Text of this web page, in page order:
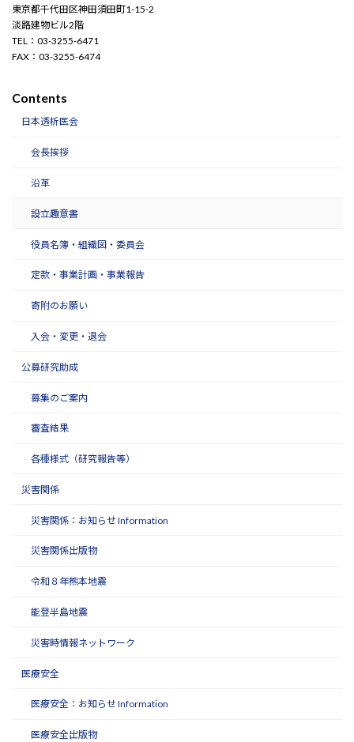
東京都千代田区神田須田町1-15-2
淡路建物ビル2階
TEL：03-3255-6471
FAX：03-3255-6474
Contents
日本透析医会
会長挨拶
沿革
設立趣意書
役員名簿・組織図・委員会
定款・事業計画・事業報告
寄附のお願い
入会・変更・退会
公募研究助成
募集のご案内
審査結果
各種様式（研究報告等）
災害関係
災害関係：お知らせ Information
災害関係出版物
令和８年熊本地震
能登半島地震
災害時情報ネットワーク
医療安全
医療安全：お知らせ Information
医療安全出版物